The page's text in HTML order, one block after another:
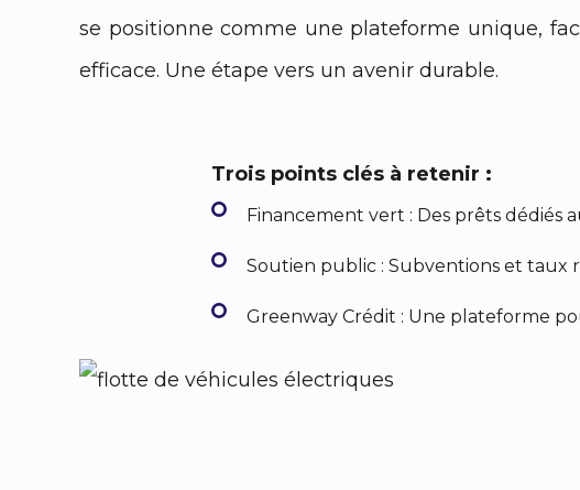
se positionne comme une plateforme unique,
efficace. Une étape vers un avenir durable.
Trois points clés à retenir :
Financement vert : Des prêts dédiés
Soutien public : Subventions et taux
Greenway Crédit : Une plateforme